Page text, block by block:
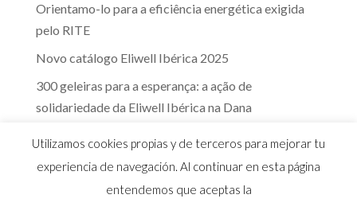
Orientamo-lo para a eficiência energética exigida
pelo RITE
Novo catálogo Eliwell Ibérica 2025
300 geleiras para a esperança: a ação de
solidariedade da Eliwell Ibérica na Dana
Utilizamos cookies propias y de terceros para mejorar tu
experiencia de navegación. Al continuar en esta página
entendemos que aceptas la